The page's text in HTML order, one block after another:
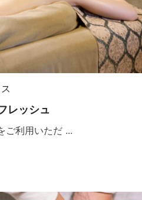
レッシュ
ご利用いただ ...